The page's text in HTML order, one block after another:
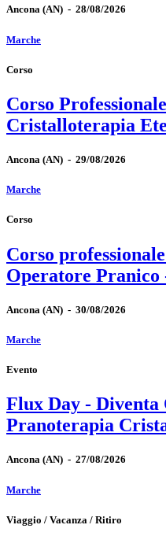
Ancona (AN) - 28/08/2026
Marche
Corso
Corso
Cristalloterapia
Ancona (AN) - 29/08/2026
Marche
Corso
Corso
Operatore Pranico
Ancona (AN) - 30/08/2026
Marche
Evento
Flux Day -
Pranoterapia
Ancona (AN) - 27/08/2026
Marche
Viaggio / Vacanza / Ritiro